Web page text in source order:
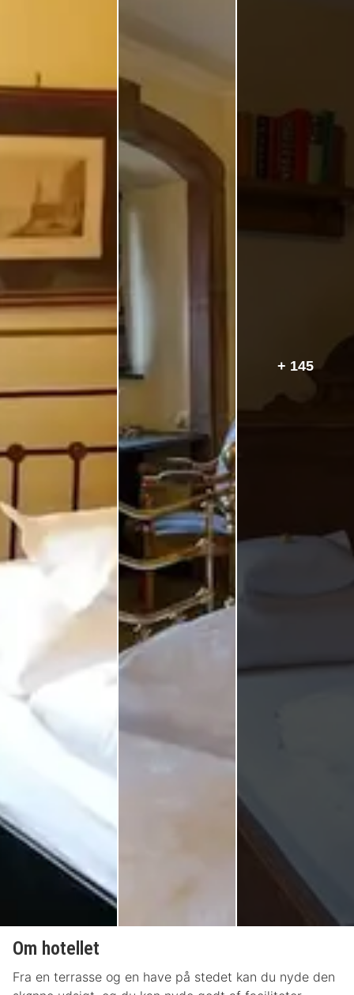
+ 145
Om hotellet
Fra en terrasse og en have på stedet kan du nyde den